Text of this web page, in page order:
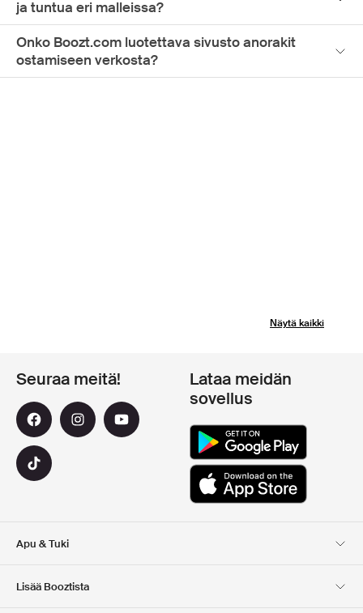
ja tuntua eri malleissa?
Onko Boozt.com luotettava sivusto anorakit
ostamiseen verkosta?
Näytä kaikki
Apu & Tuki
Lisää Booztista
Seuraa meitä!
Lataa meidän
sovellus